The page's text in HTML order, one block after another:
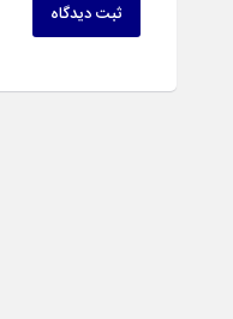
ثبت دیدگاه